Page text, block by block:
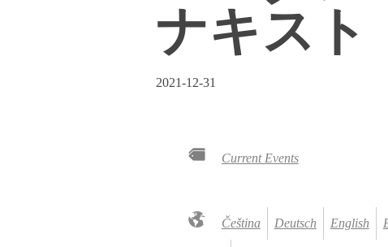
ナキスト
2021-12-31
Current Events
Čeština Deutsch English